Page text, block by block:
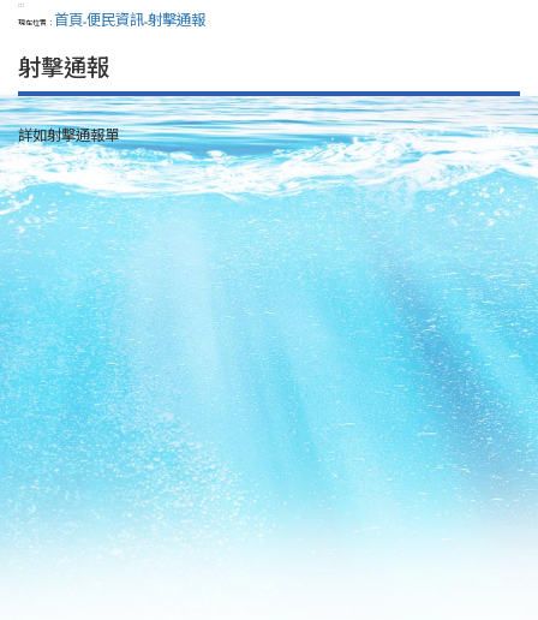
:::
現在位置： 首頁>便民資訊>射擊通報
射擊通報
詳如射擊通報單